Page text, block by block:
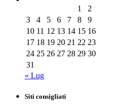
1
2
3
4 5 6 7 8
9
10 11 12 13 14 15 16
17 18 19 20 21 22 23
24 25 26 27 28 29 30
31
« Lug
Siti consigliati